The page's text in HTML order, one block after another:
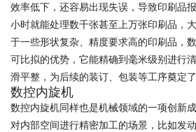
效率低下，还容易出现失误，导致印刷品
小时就能处理数千张甚至上万张印刷品，
于一些形状复杂、精度要求高的印刷品，
可比拟的优势，它能精确到毫米级别进行
滑平整，为后续的装订、包装等工序奠定了
数控内旋机
数控内旋机同样也是机械领域的一项创新
对内部空间进行精密加工的场景，比如发